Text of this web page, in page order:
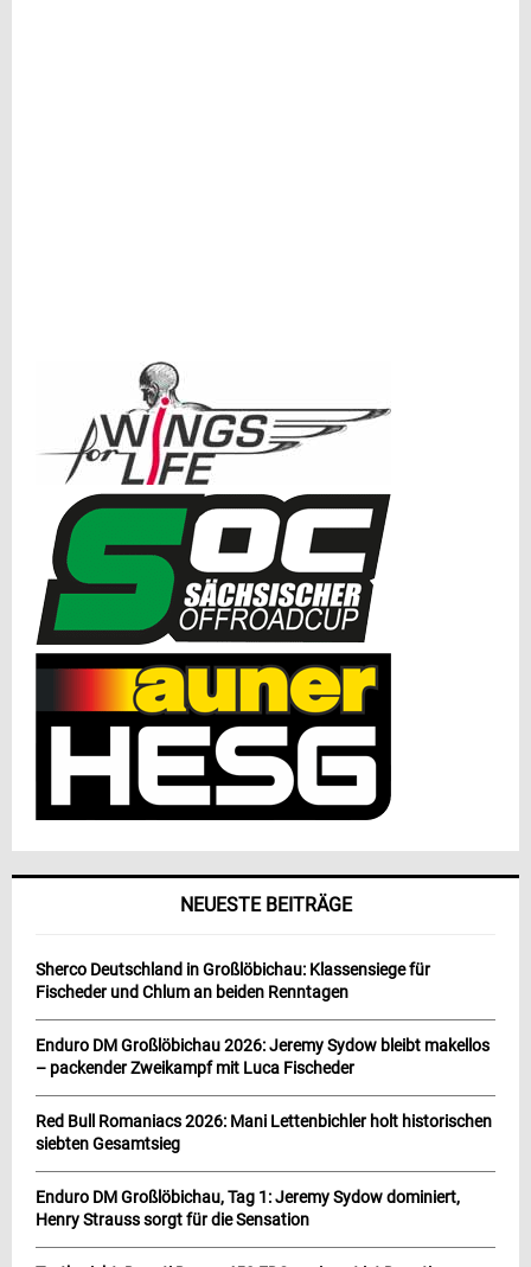
NEUESTE BEITRÄGE
Sherco Deutschland in Großlöbichau: Klassensiege für
Fischeder und Chlum an beiden Renntagen
Enduro DM Großlöbichau 2026: Jeremy Sydow bleibt makellos
– packender Zweikampf mit Luca Fischeder
Red Bull Romaniacs 2026: Mani Lettenbichler holt historischen
siebten Gesamtsieg
Enduro DM Großlöbichau, Tag 1: Jeremy Sydow dominiert,
Henry Strauss sorgt für die Sensation